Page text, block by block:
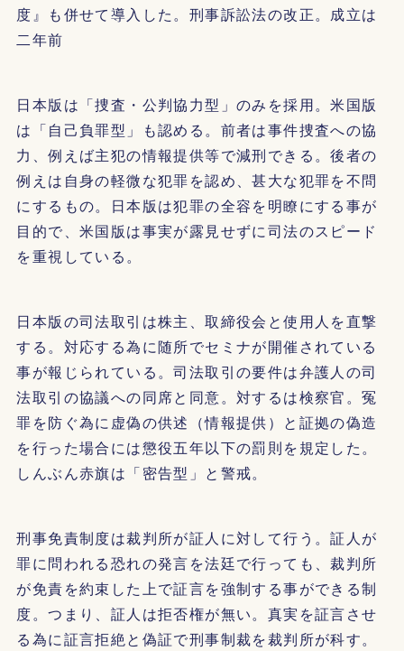
度』も併せて導入した。刑事訴訟法の改正。成立は
二年前
日本版は「捜査・公判協力型」のみを採用。米国版
は「自己負罪型」も認める。前者は事件捜査への協
力、例えば主犯の情報提供等で減刑できる。後者の
例えは自身の軽微な犯罪を認め、甚大な犯罪を不問
にするもの。日本版は犯罪の全容を明瞭にする事が
目的で、米国版は事実が露見せずに司法のスピード
を重視している。
日本版の司法取引は株主、取締役会と使用人を直撃
する。対応する為に随所でセミナが開催されている
事が報じられている。司法取引の要件は弁護人の司
法取引の協議への同席と同意。対するは検察官。冤
罪を防ぐ為に虚偽の供述（情報提供）と証拠の偽造
を行った場合には懲役五年以下の罰則を規定した。
しんぶん赤旗は「密告型」と警戒。
刑事免責制度は裁判所が証人に対して行う。証人が
罪に問われる恐れの発言を法廷で行っても、裁判所
が免責を約束した上で証言を強制する事ができる制
度。つまり、証人は拒否権が無い。真実を証言させ
る為に証言拒絶と偽証で刑事制裁を裁判所が科す。